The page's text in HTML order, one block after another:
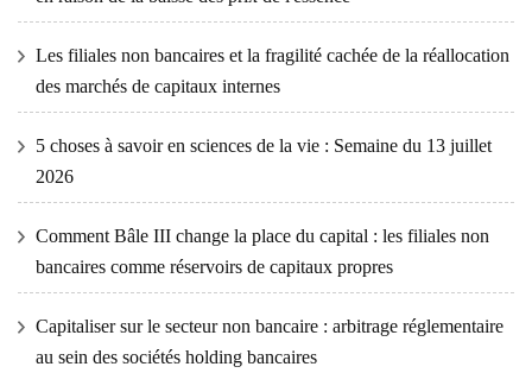
Les filiales non bancaires et la fragilité cachée de la réallocation
des marchés de capitaux internes
5 choses à savoir en sciences de la vie : Semaine du 13 juillet
2026
Comment Bâle III change la place du capital : les filiales non
bancaires comme réservoirs de capitaux propres
Capitaliser sur le secteur non bancaire : arbitrage réglementaire
au sein des sociétés holding bancaires